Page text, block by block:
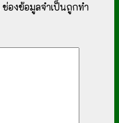
ช่องข้อมูลจำเป็นถูกทำ